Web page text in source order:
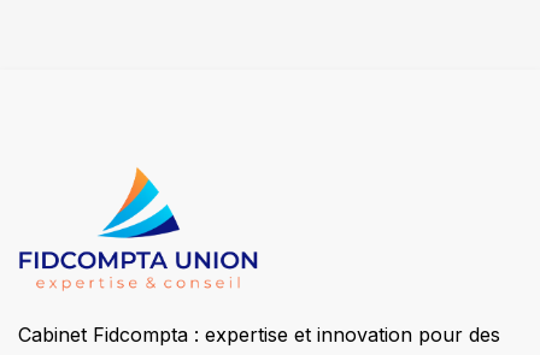
Cabinet Fidcompta : expertise et innovation pour des